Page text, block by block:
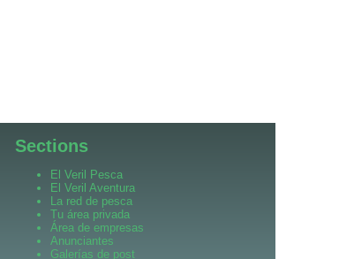
Sections
El Veril Pesca
El Veril Aventura
La red de pesca
Tu área privada
Área de empresas
Anunciantes
Galerías de post